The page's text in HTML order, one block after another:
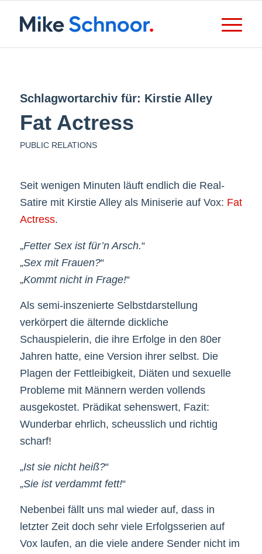
Schlagwortarchiv für: Kirstie Alley
Fat Actress
PUBLIC RELATIONS
Seit wenigen Minuten läuft endlich die Real-
Satire mit Kirstie Alley als Miniserie auf Vox: Fat
Actress.
„Fetter Sex ist für’n Arsch.“
„Sex mit Frauen?“
„Kommt nicht in Frage!“
Als semi-inszenierte Selbstdarstellung
verkörpert die älternde dickliche
Schauspielerin, die ihre Erfolge in den 80er
Jahren hatte, eine Version ihrer selbst. Die
Plagen der Fettleibigkeit, Diäten und sexuelle
Probleme mit Männern werden vollends
ausgekostet. Prädikat sehenswert, Fazit:
Wunderbar ehrlich, scheusslich und richtig
scharf!
„Ist sie nicht heiß?“
„Sie ist verdammt fett!“
Nebenbei fällt uns mal wieder auf, dass in
letzter Zeit doch sehr viele Erfolgsserien auf
Vox laufen, an die viele andere Sender nicht im